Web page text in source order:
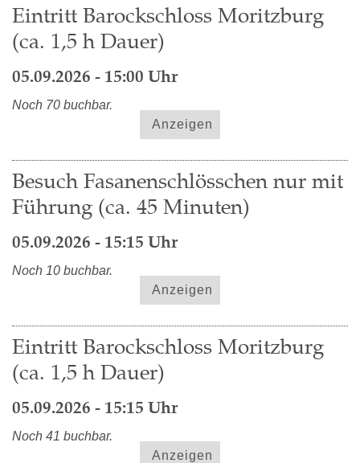
Eintritt Barockschloss Moritzburg
(ca. 1,5 h Dauer)
05.09.2026 - 15:00 Uhr
Noch 70 buchbar.
Anzeigen
Besuch Fasanenschlösschen nur mit
Führung (ca. 45 Minuten)
05.09.2026 - 15:15 Uhr
Noch 10 buchbar.
Anzeigen
Eintritt Barockschloss Moritzburg
(ca. 1,5 h Dauer)
05.09.2026 - 15:15 Uhr
Noch 41 buchbar.
Anzeigen